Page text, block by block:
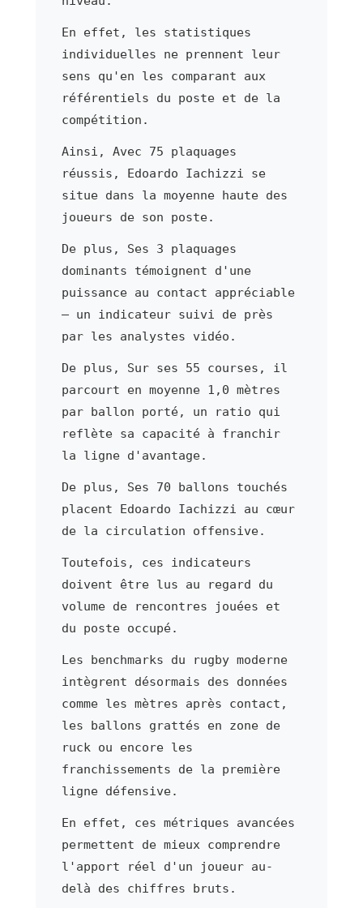
En effet, les statistiques
individuelles ne prennent leur
sens qu'en les comparant aux
référentiels du poste et de la
compétition.
Ainsi, Avec 75 plaquages
réussis, Edoardo Iachizzi se
situe dans la moyenne haute des
joueurs de son poste.
De plus, Ses 3 plaquages
dominants témoignent d'une
puissance au contact appréciable
— un indicateur suivi de près
par les analystes vidéo.
De plus, Sur ses 55 courses, il
parcourt en moyenne 1,0 mètres
par ballon porté, un ratio qui
reflète sa capacité à franchir
la ligne d'avantage.
De plus, Ses 70 ballons touchés
placent Edoardo Iachizzi au cœur
de la circulation offensive.
Toutefois, ces indicateurs
doivent être lus au regard du
volume de rencontres jouées et
du poste occupé.
Les benchmarks du rugby moderne
intègrent désormais des données
comme les mètres après contact,
les ballons grattés en zone de
ruck ou encore les
franchissements de la première
ligne défensive.
En effet, ces métriques avancées
permettent de mieux comprendre
l'apport réel d'un joueur au-
delà des chiffres bruts.